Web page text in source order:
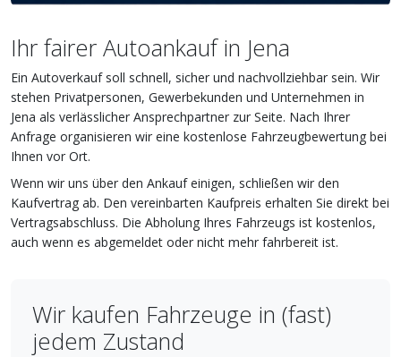
Ihr fairer Autoankauf in Jena
Ein Autoverkauf soll schnell, sicher und nachvollziehbar sein. Wir
stehen Privatpersonen, Gewerbekunden und Unternehmen in
Jena als verlässlicher Ansprechpartner zur Seite. Nach Ihrer
Anfrage organisieren wir eine kostenlose Fahrzeugbewertung bei
Ihnen vor Ort.
Wenn wir uns über den Ankauf einigen, schließen wir den
Kaufvertrag ab. Den vereinbarten Kaufpreis erhalten Sie direkt bei
Vertragsabschluss. Die Abholung Ihres Fahrzeugs ist kostenlos,
auch wenn es abgemeldet oder nicht mehr fahrbereit ist.
Wir kaufen Fahrzeuge in (fast)
jedem Zustand